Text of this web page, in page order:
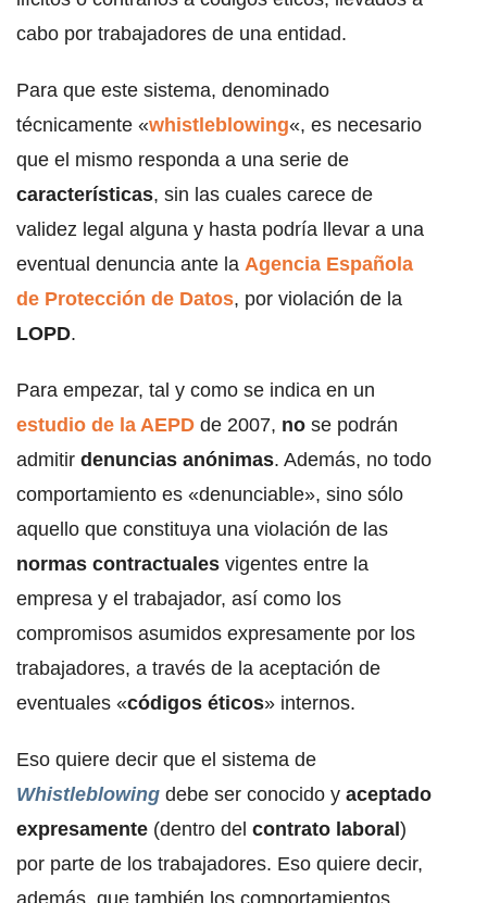
cabo por trabajadores de una entidad.
Para que este sistema, denominado
técnicamente «whistleblowing«, es necesario
que el mismo responda a una serie de
características, sin las cuales carece de
validez legal alguna y hasta podría llevar a una
eventual denuncia ante la Agencia Española
de Protección de Datos, por violación de la
LOPD.
Para empezar, tal y como se indica en un
estudio de la AEPD de 2007, no se podrán
admitir denuncias anónimas. Además, no todo
comportamiento es «denunciable», sino sólo
aquello que constituya una violación de las
normas contractuales vigentes entre la
empresa y el trabajador, así como los
compromisos asumidos expresamente por los
trabajadores, a través de la aceptación de
eventuales «códigos éticos» internos.
Eso quiere decir que el sistema de
Whistleblowing debe ser conocido y aceptado
expresamente (dentro del contrato laboral )
por parte de los trabajadores. Eso quiere decir,
además, que también los comportamientos